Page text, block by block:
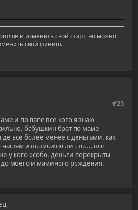
и изменить свой старт, но можно
свой финиш.
#25
и по папе все кого я знаю
бабушкин брат по маме -
все более менее с деньгами. как
частям и возможно ли это.... все
у кого особо. деньги перекрыты
моего и маминого рождения.